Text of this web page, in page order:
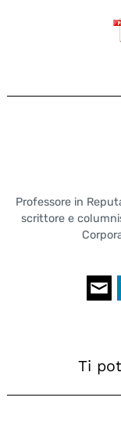
Professore in
scrittore e
Ti